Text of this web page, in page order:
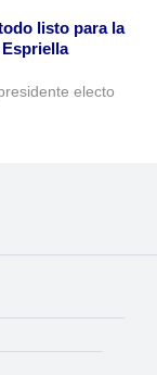
listo para la
electo